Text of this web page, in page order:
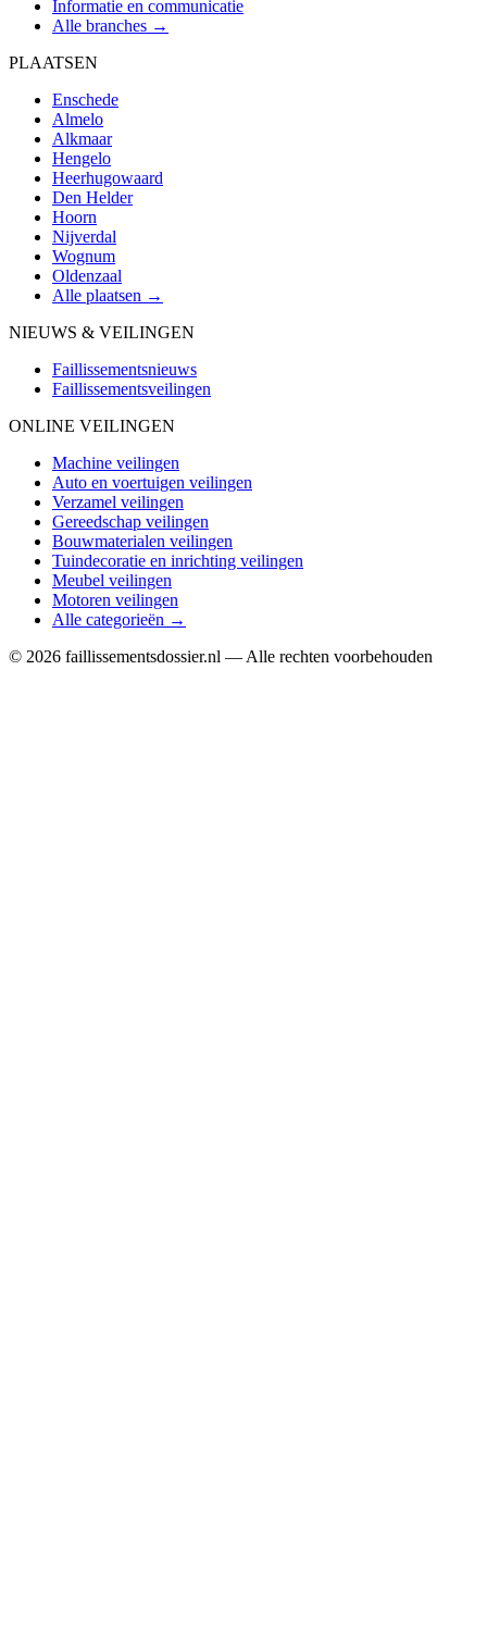
Informatie en communicatie
Alle branches →
PLAATSEN
Enschede
Almelo
Alkmaar
Hengelo
Heerhugowaard
Den Helder
Hoorn
Nijverdal
Wognum
Oldenzaal
Alle plaatsen →
NIEUWS & VEILINGEN
Faillissementsnieuws
Faillissementsveilingen
ONLINE VEILINGEN
Machine veilingen
Auto en voertuigen veilingen
Verzamel veilingen
Gereedschap veilingen
Bouwmaterialen veilingen
Tuindecoratie en inrichting veilingen
Meubel veilingen
Motoren veilingen
Alle categorieën →
© 2026 faillissementsdossier.nl — Alle rechten voorbehouden